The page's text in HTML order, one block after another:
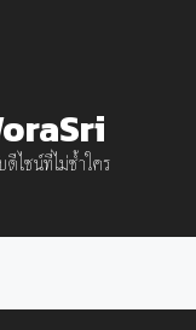
ไซน์ที่ไม่ซ้ำใคร